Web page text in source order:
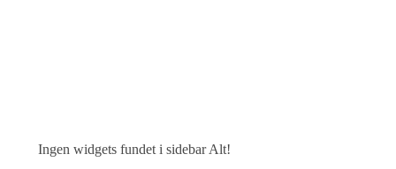
Ingen widgets fundet i sidebar Alt!